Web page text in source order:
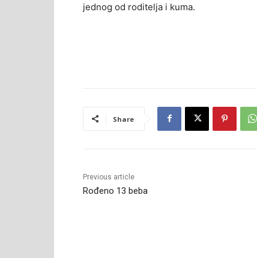
jednog od roditelja i kuma.
Share
Previous article
Rođeno 13 beba